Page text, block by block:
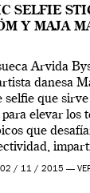
SELFIE
Y MAJA
Arvida
danesa
selfie que
elevar los
que
prueba en el
02 / 11 / 2015 —